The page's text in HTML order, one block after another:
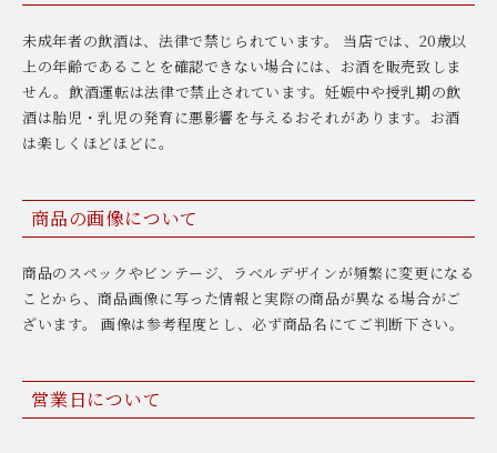
未成年者の飲酒は、法律で禁じられています。 当店では、20歳以
上の年齢であることを確認できない場合には、お酒を販売致しま
せん。飲酒運転は法律で禁止されています。妊娠中や授乳期の飲
酒は胎児・乳児の発育に悪影響を与えるおそれがあります。お酒
は楽しくほどほどに。
商品の画像について
商品のスペックやビンテージ、ラベルデザインが頻繁に変更になる
ことから、商品画像に写った情報と実際の商品が異なる場合がご
ざいます。 画像は参考程度とし、必ず商品名にてご判断下さい。
営業日について